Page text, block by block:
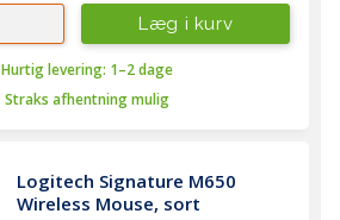
Hurtig levering: 1–2 dage
Straks afhentning mulig
Læg i kurv
Logitech Signature M650
Wireless Mouse, sort